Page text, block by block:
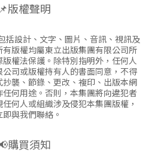
📌版權聲明
括設計、文字、圖片、音訊、視訊及
版權均屬東立出版集團有限公司所
權法保護。除特別指明外，任何人
司或版權持有人的書面同意，不得
襲、節錄、更改、複印、出版本網
何用途。否則，本集團將向違犯者
何人或組織涉及侵犯本集團版權，
即與我們聯絡。
購買須知